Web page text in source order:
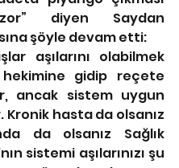
diyen Saydan
şöyle devam etti:
aşılarını olabilmek
gidip reçete
ancak sistem uygun
Kronik hasta da olsanız
da olsanız Sağlık
sistemi aşılarınızı şu